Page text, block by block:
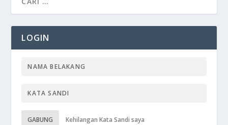
LOGIN
GABUNG Kehilangan Kata Sandi saya